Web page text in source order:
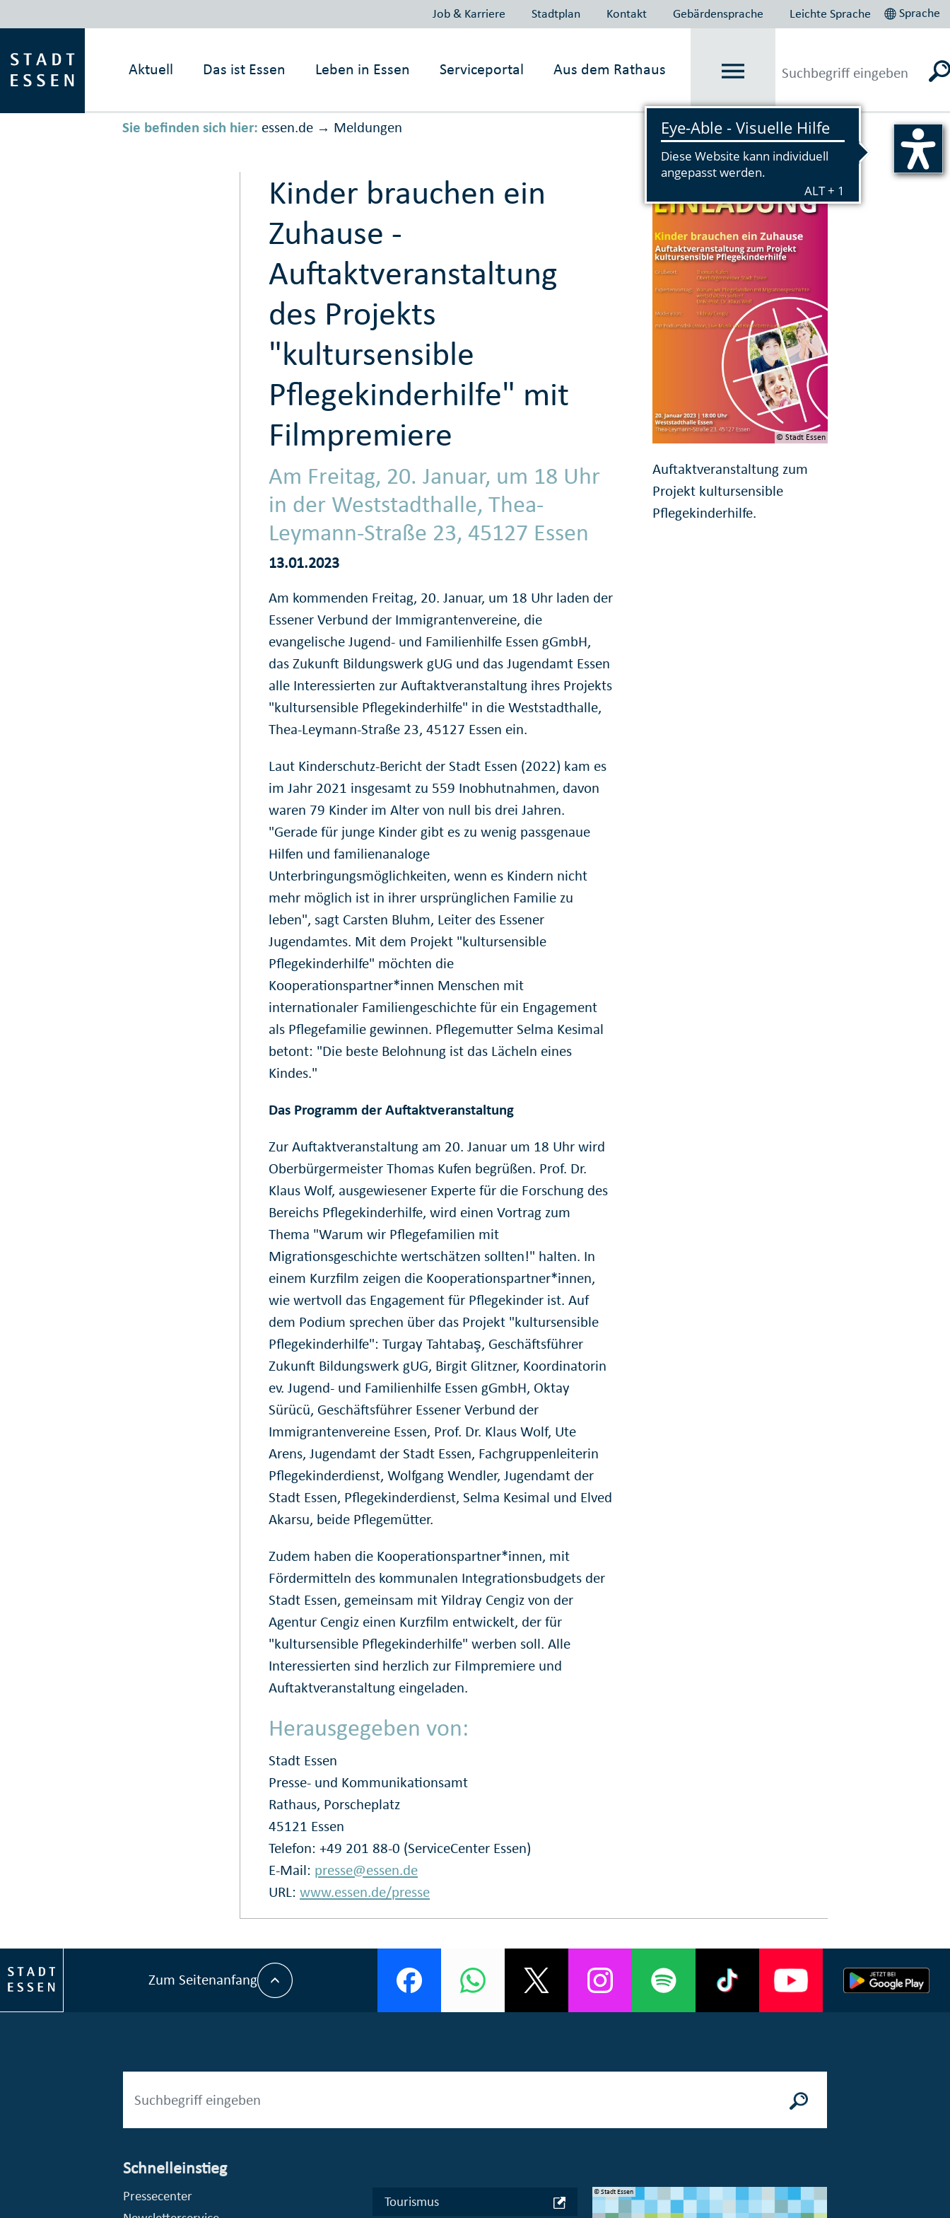
Job & Karriere Stadtplan Kontakt Gebärdensprache Leichte Sprache Sprache
Aktuell Das ist Essen Leben in Essen Serviceportal Aus dem Rathaus
Sie befinden sich hier: essen.de → Meldungen Vorlesen
Kinder brauchen ein
Zuhause -
Auftaktveranstaltung
des Projekts
"kultursensible
Pflegekinderhilfe" mit
Filmpremiere
Am Freitag, 20. Januar, um 18 Uhr
in der Weststadthalle, Thea-
Leymann-Straße 23, 45127 Essen
13.01.2023
Am kommenden Freitag, 20. Januar, um 18 Uhr laden der
Essener Verbund der Immigrantenvereine, die
evangelische Jugend- und Familienhilfe Essen gGmbH,
das Zukunft Bildungswerk gUG und das Jugendamt Essen
alle Interessierten zur Auftaktveranstaltung ihres Projekts
"kultursensible Pflegekinderhilfe" in die Weststadthalle,
Thea-Leymann-Straße 23, 45127 Essen ein.
Laut Kinderschutz-Bericht der Stadt Essen (2022) kam es
im Jahr 2021 insgesamt zu 559 Inobhutnahmen, davon
waren 79 Kinder im Alter von null bis drei Jahren.
"Gerade für junge Kinder gibt es zu wenig passgenaue
Hilfen und familienanaloge
Unterbringungsmöglichkeiten, wenn es Kindern nicht
mehr möglich ist in ihrer ursprünglichen Familie zu
leben", sagt Carsten Bluhm, Leiter des Essener
Jugendamtes. Mit dem Projekt "kultursensible
Pflegekinderhilfe" möchten die
Kooperationspartner*innen Menschen mit
internationaler Familiengeschichte für ein Engagement
als Pflegefamilie gewinnen. Pflegemutter Selma Kesimal
betont: "Die beste Belohnung ist das Lächeln eines
Kindes."
Das Programm der Auftaktveranstaltung
Zur Auftaktveranstaltung am 20. Januar um 18 Uhr wird
Oberbürgermeister Thomas Kufen begrüßen. Prof. Dr.
Klaus Wolf, ausgewiesener Experte für die Forschung des
Bereichs Pflegekinderhilfe, wird einen Vortrag zum
Thema "Warum wir Pflegefamilien mit
Migrationsgeschichte wertschätzen sollten!" halten. In
einem Kurzfilm zeigen die Kooperationspartner*innen,
wie wertvoll das Engagement für Pflegekinder ist. Auf
dem Podium sprechen über das Projekt "kultursensible
Pflegekinderhilfe": Turgay Tahtabaş, Geschäftsführer
Zukunft Bildungswerk gUG, Birgit Glitzner, Koordinatorin
ev. Jugend- und Familienhilfe Essen gGmbH, Oktay
Sürücü, Geschäftsführer Essener Verbund der
Immigrantenvereine Essen, Prof. Dr. Klaus Wolf, Ute
Arens, Jugendamt der Stadt Essen, Fachgruppenleiterin
Pflegekinderdienst, Wolfgang Wendler, Jugendamt der
Stadt Essen, Pflegekinderdienst, Selma Kesimal und Elved
Akarsu, beide Pflegemütter.
Zudem haben die Kooperationspartner*innen, mit
Fördermitteln des kommunalen Integrationsbudgets der
Stadt Essen, gemeinsam mit Yildray Cengiz von der
Agentur Cengiz einen Kurzfilm entwickelt, der für
"kultursensible Pflegekinderhilfe" werben soll. Alle
Interessierten sind herzlich zur Filmpremiere und
Auftaktveranstaltung eingeladen.
Herausgegeben von:
Stadt Essen
Presse- und Kommunikationsamt
Rathaus, Porscheplatz
45121 Essen
Telefon: +49 201 88-0 (ServiceCenter Essen)
E-Mail: presse@essen.de
URL:www.essen.de/presse
© Stadt Essen
Auftaktveranstaltung zum
Projekt kultursensible
Pflegekinderhilfe.
Zum Seitenanfang
Schnelleinstieg
Pressecenter
Tourismus
© Stadt Essen, Presse- und Kommunikationsamt © Stadt Essen